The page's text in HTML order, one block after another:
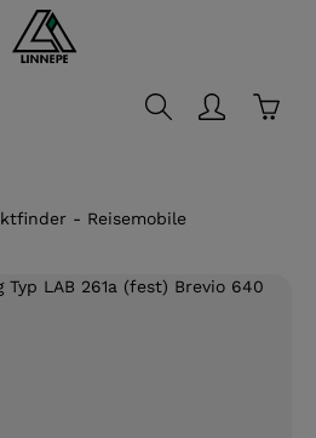
- Reisemobile